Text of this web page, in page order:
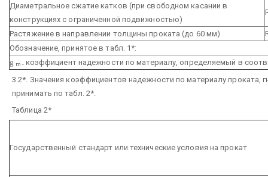
Диаметральное сжатие катков (при свободном касании в
конструкциях с ограниченной подвижностью)
Растяжение в направлении толщины проката (до 60 мм)
Обозначение, принятое в табл. 1*:
g m - коэффициент надежности по материалу, определяемый в
3.2*. Значения коэффициентов надежности по материалу проката,
принимать по табл. 2*.
Таблица 2*
Государственный стандарт или технические условия на прокат